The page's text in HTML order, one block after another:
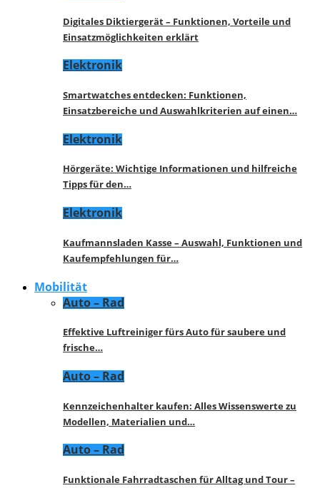
Digitales Diktiergerät – Funktionen, Vorteile und
Einsatzmöglichkeiten erklärt
Elektronik
Smartwatches entdecken: Funktionen,
Einsatzbereiche und Auswahlkriterien auf einen…
Elektronik
Hörgeräte: Wichtige Informationen und hilfreiche
Tipps für den…
Elektronik
Kaufmannsladen Kasse – Auswahl, Funktionen und
Kaufempfehlungen für…
Mobilität
Auto – Rad
Effektive Luftreiniger fürs Auto für saubere und
frische…
Auto – Rad
Kennzeichenhalter kaufen: Alles Wissenswerte zu
Modellen, Materialien und…
Auto – Rad
Funktionale Fahrradtaschen für Alltag und Tour –